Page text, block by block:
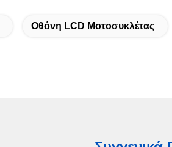
Οθόνη LCD Μοτοσυκλέτας